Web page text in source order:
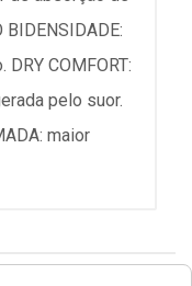
COMFORT:
pelo suor.
maior